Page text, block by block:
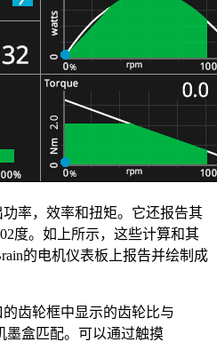
率，效率和扭矩。它还报告其
度。如上所示，这些计算和其
的电机仪表板上报告并绘制成
齿轮框中显示的齿轮比与
墨盒匹配。可以通过触摸